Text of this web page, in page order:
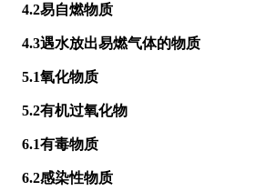
4.2易自燃物质
4.3遇水放出易燃气体的物质
5.1氧化物质
5.2有机过氧化物
6.1有毒物质
6.2感染性物质